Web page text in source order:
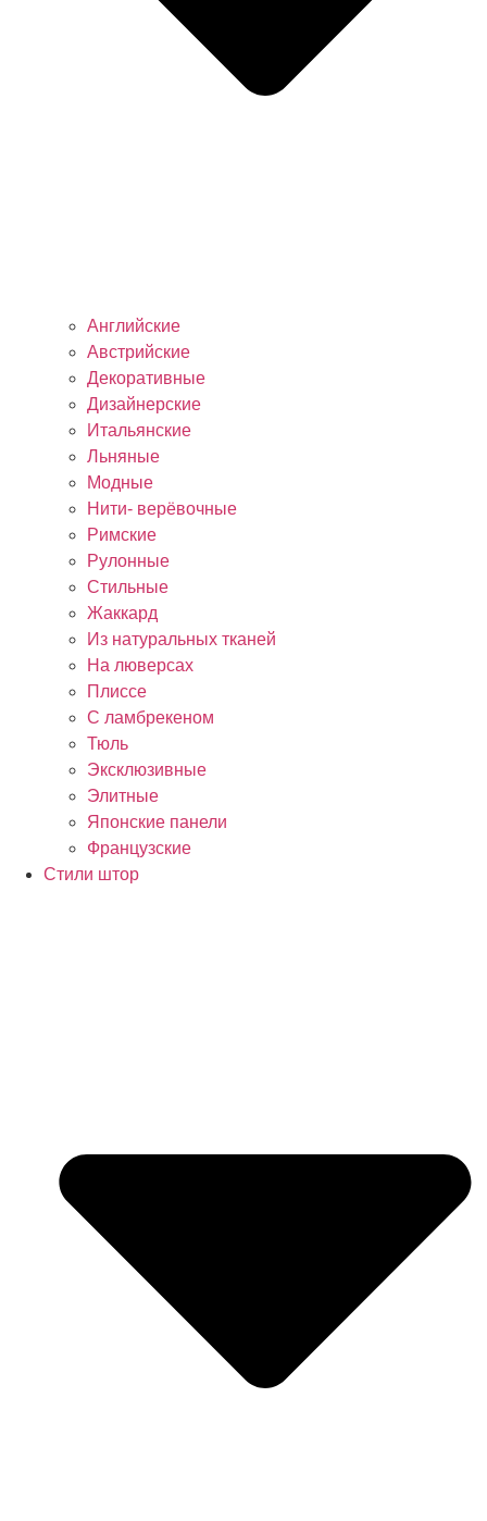
Английские
Австрийские
Декоративные
Дизайнерские
Итальянские
Льняные
Модные
Нити- верёвочные
Римские
Рулонные
Стильные
Жаккард
Из натуральных тканей
На люверсах
Плиссе
С ламбрекеном
Тюль
Эксклюзивные
Элитные
Японские панели
Французские
Стили штор